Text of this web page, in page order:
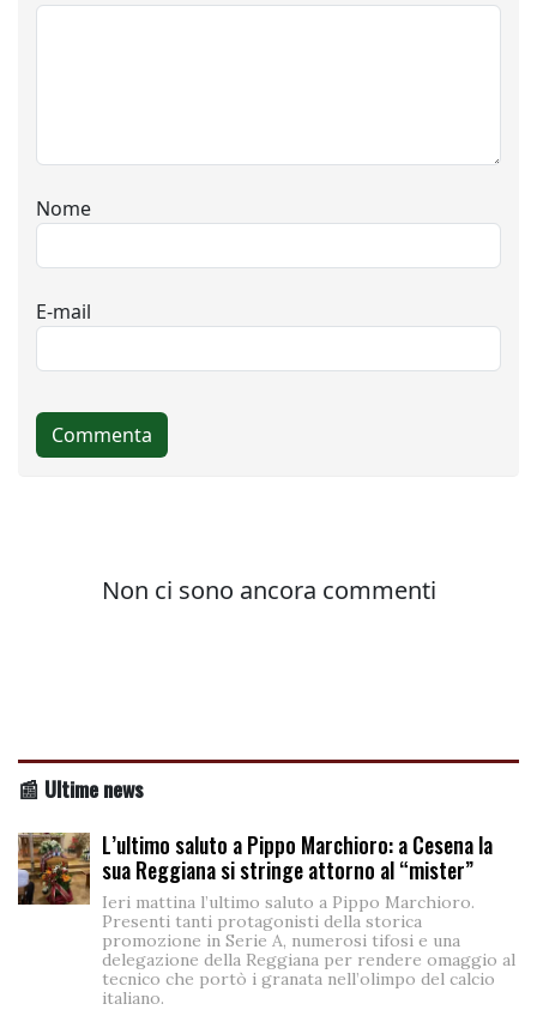
📰 Ultime news
L’ultimo saluto a Pippo Marchioro: a Cesena la
sua Reggiana si stringe attorno al “mister”
Ieri mattina l’ultimo saluto a Pippo Marchioro.
Presenti tanti protagonisti della storica
promozione in Serie A, numerosi tifosi e una
delegazione della Reggiana per rendere omaggio al
tecnico che portò i granata nell’olimpo del calcio
italiano.